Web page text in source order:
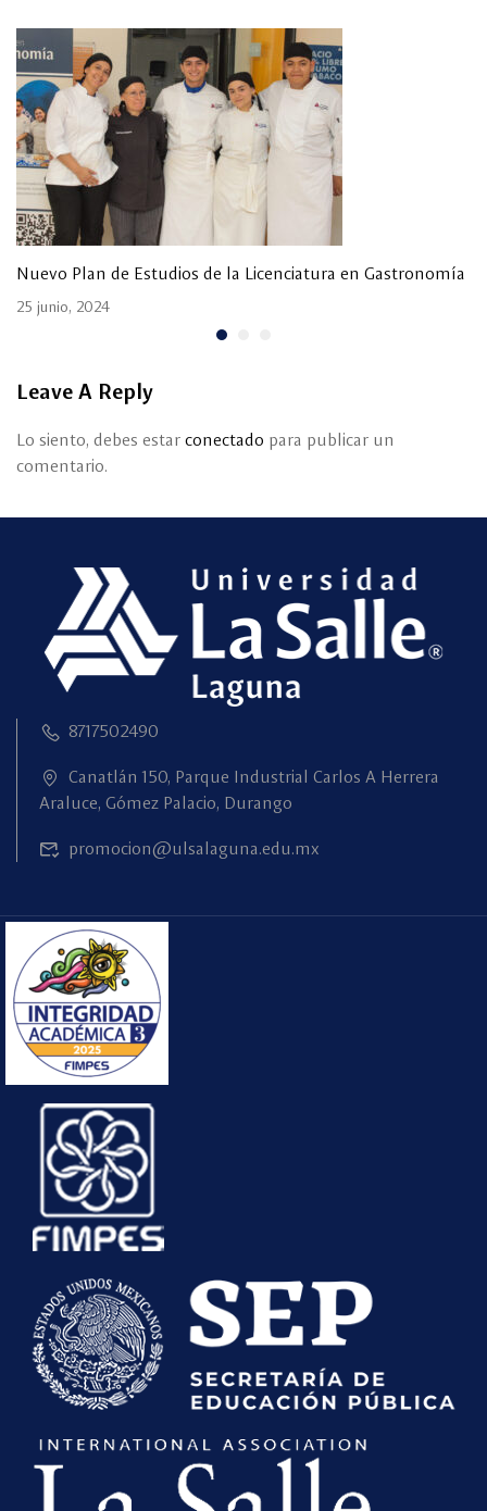
Nuevo Plan de Estudios de la Licenciatura en Gastronomía
25 junio, 2024
Leave A Reply
Lo siento, debes estar conectado para publicar un
comentario.
8717502490
Canatlán 150, Parque Industrial Carlos A Herrera
Araluce, Gómez Palacio, Durango
promocion@ulsalaguna.edu.mx